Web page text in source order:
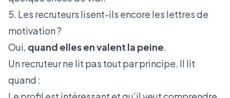
5. Les recruteurs lisent-ils encore les lettres de
motivation ?
Oui, quand elles en valent la peine.
Un recruteur ne lit pas tout par principe. Il lit
quand :